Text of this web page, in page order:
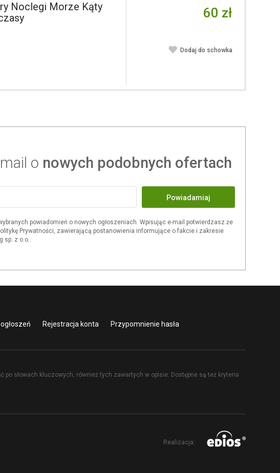
Noclegi Morze Kąty
60 zł
Dodaj do schowka
o nowych podobnych ofertach
Powiadamiaj
powiadomień o nowych ogłoszeniach. Wpisując e-mail potwierdzasz że
Prywatności, zawierającą postanowienia informujące o fakcie i zakresie
sp. z o.o..
Rejestracja konta Przypomnienie hasła
słowach kluczowych, również tych zawartych w opisie. Dostępne są też kryteria
Realizacja: